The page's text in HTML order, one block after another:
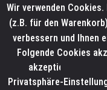
Wir verwenden
(z.B. für den
verbessern und Ihnen
Folgende Cookies
akzeptieren.
Privatsphäre-